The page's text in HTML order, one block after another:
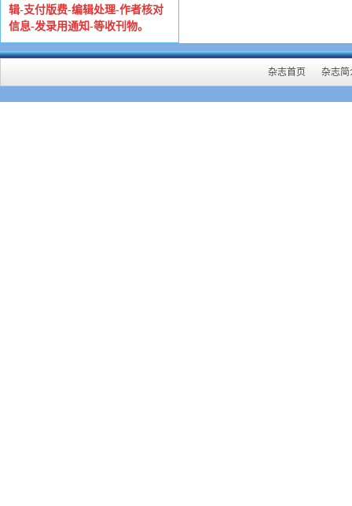
辑-支付版费-编辑处理-作者核对
信息-发录用通知-等收刊物。
杂志首页 杂志简